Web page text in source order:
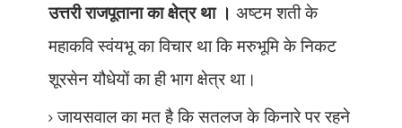
उत्तरी राजपूताना का क्षेत्र था । अष्टम शती के
महाकवि स्वंयभू का विचार था कि मरुभूमि के निकट
शूरसेन यौधेयों का ही भाग क्षेत्र था।
जायसवाल का मत है कि सतलज के किनारे पर रहने